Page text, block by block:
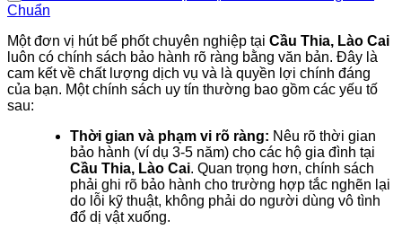
Chuẩn
Một đơn vị hút bể phốt chuyên nghiệp tại Cầu Thia, Lào Cai
luôn có chính sách bảo hành rõ ràng bằng văn bản. Đây là
cam kết về chất lượng dịch vụ và là quyền lợi chính đáng
của bạn. Một chính sách uy tín thường bao gồm các yếu tố
sau:
Thời gian và phạm vi rõ ràng: Nêu rõ thời gian
bảo hành (ví dụ 3-5 năm) cho các hộ gia đình tại
Cầu Thia, Lào Cai. Quan trọng hơn, chính sách
phải ghi rõ bảo hành cho trường hợp tắc nghẽn lại
do lỗi kỹ thuật, không phải do người dùng vô tình
đổ dị vật xuống.